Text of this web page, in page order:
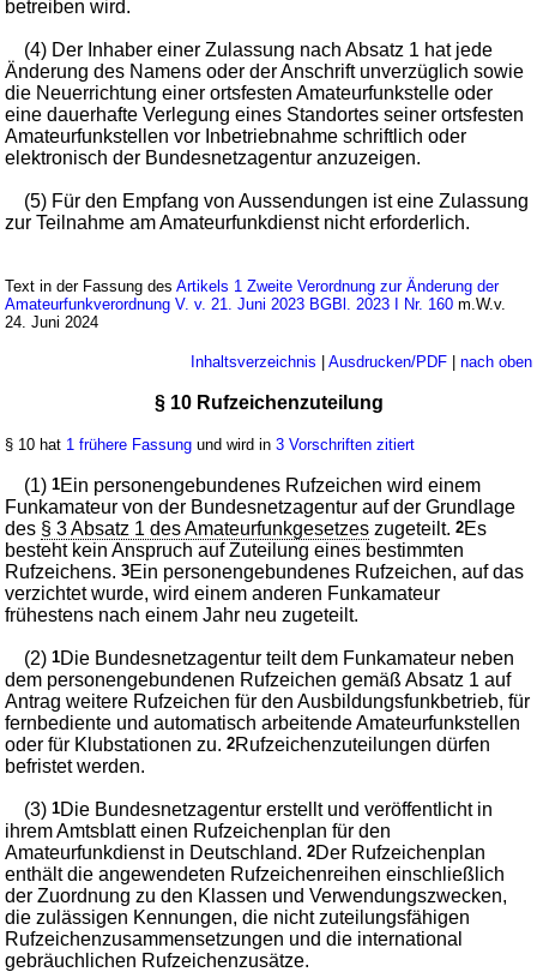
betreiben wird.
(4) Der Inhaber einer Zulassung nach Absatz 1 hat jede
Änderung des Namens oder der Anschrift unverzüglich sowie
die Neuerrichtung einer ortsfesten Amateurfunkstelle oder
eine dauerhafte Verlegung eines Standortes seiner ortsfesten
Amateurfunkstellen vor Inbetriebnahme schriftlich oder
elektronisch der Bundesnetzagentur anzuzeigen.
(5) Für den Empfang von Aussendungen ist eine Zulassung
zur Teilnahme am Amateurfunkdienst nicht erforderlich.
Text in der Fassung desArtikels 1 Zweite Verordnung zur Änderung der
Amateurfunkverordnung V. v. 21. Juni 2023 BGBl. 2023 I Nr. 160 m.W.v.
24. Juni 2024
Inhaltsverzeichnis | Ausdrucken/PDF| nach oben
§ 10 Rufzeichenzuteilung
§ 10 hat 1 frühere Fassung und wird in3 Vorschriften zitiert
(1)1Ein personengebundenes Rufzeichen wird einem
Funkamateur von der Bundesnetzagentur auf der Grundlage
des § 3 Absatz 1 des Amateurfunkgesetzes zugeteilt.2Es
besteht kein Anspruch auf Zuteilung eines bestimmten
Rufzeichens.3Ein personengebundenes Rufzeichen, auf das
verzichtet wurde, wird einem anderen Funkamateur
frühestens nach einem Jahr neu zugeteilt.
(2)1Die Bundesnetzagentur teilt dem Funkamateur neben
dem personengebundenen Rufzeichen gemäß Absatz 1 auf
Antrag weitere Rufzeichen für den Ausbildungsfunkbetrieb, für
fernbediente und automatisch arbeitende Amateurfunkstellen
oder für Klubstationen zu.2Rufzeichenzuteilungen dürfen
befristet werden.
(3)1Die Bundesnetzagentur erstellt und veröffentlicht in
ihrem Amtsblatt einen Rufzeichenplan für den
Amateurfunkdienst in Deutschland.2Der Rufzeichenplan
enthält die angewendeten Rufzeichenreihen einschließlich
der Zuordnung zu den Klassen und Verwendungszwecken,
die zulässigen Kennungen, die nicht zuteilungsfähigen
Rufzeichenzusammensetzungen und die international
gebräuchlichen Rufzeichenzusätze.